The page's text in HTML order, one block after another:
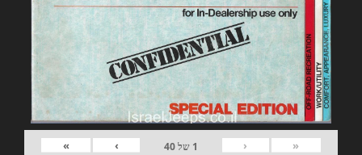
«
‹
1 של40
›
»